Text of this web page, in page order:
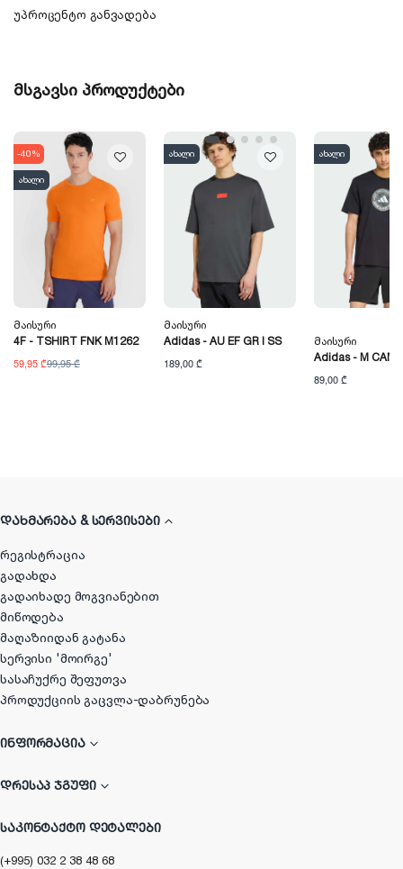
უპროცენტო განვადება
მსგავსი პროდუქტები
-40%
ახალი
Მაისური
4F - TSHIRT FNK M1262
59,95 ₾99,95 ₾
ახალი
Მაისური
Adidas - AU EF GR I SS
189,00 ₾
ახალი
Მაისური
Adidas - M
89,00 ₾
ᲓᲐᲮᲛᲐᲠᲔᲑᲐ & ᲡᲔᲠᲕᲘᲡᲔᲑᲘ
რეგისტრაცია
გადახდა
გადაიხადე მოგვიანებით
მიწოდება
მაღაზიიდან გატანა
სერვისი 'მოირგე'
სასაჩუქრე შეფუთვა
პროდუქციის გაცვლა-დაბრუნება
ᲘᲜᲤᲝᲠᲛᲐᲪᲘᲐ
ᲓᲠᲔᲡᲐᲞ ᲯᲒᲣᲤᲘ
ᲡᲐᲙᲝᲜᲢᲐᲥᲢᲝ ᲓᲔᲢᲐᲚᲔᲑᲘ
(+995) 032 2 38 48 68